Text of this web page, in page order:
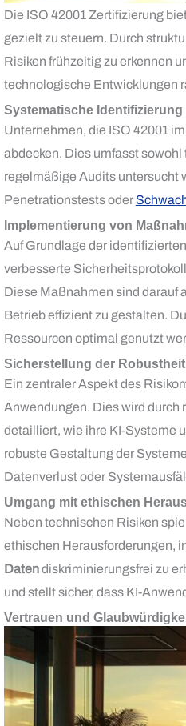
Die ISO 42001 Zertifizierung
gezielt zu steuern. Durch
Risiken frühzeitig zu erkennen
technologische Entwicklungen
Systematische
Unternehmen, die ISO 42001
abdecken. Dies umfasst
regelmäßige Audits untersucht
Penetrationstests oder
Implementierung von
Auf Grundlage der
verbesserte
Diese Maßnahmen sind darauf
Betrieb effizient zu gestalten.
Ressourcen optimal genutzt
Sicherstellung der
Ein zentraler Aspekt des
Anwendungen. Dies wird
detailliert, wie ihre KI-Systeme
robuste Gestaltung der
Datenverlust oder
Umgang mit ethischen
Neben technischen Risiken
ethischen Herausforderungen,
Datendiskriminierungsfrei zu
und stellt sicher, dass KI-
Vertrauen und